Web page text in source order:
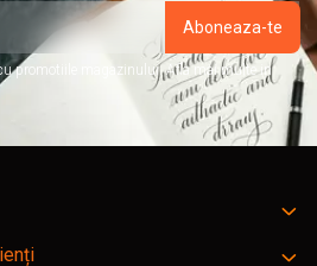
promotiile magazinului. Afla mai multe in